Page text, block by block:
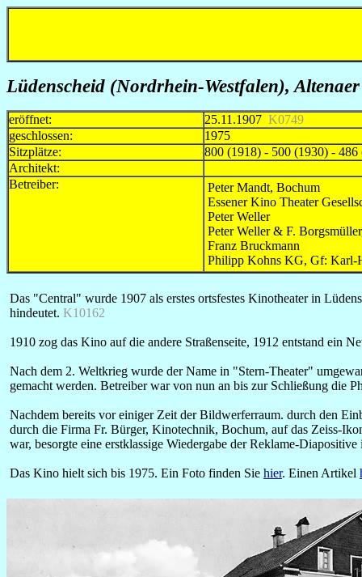
Lüdenscheid (Nordrhein-Westfalen),
eröffnet: 25.11.1907 K0749
geschlossen:
1975
Sitzplätze:
800 (1918) - 500 (1930) -
Architekt:
Betreiber:
Peter Mandt, Bochum
Essener Kino Theater
Peter Weller
Peter Weller & F.
Franz Bruckmann
Philipp Kohns KG, Gf: Karl-
Das "Central" wurde 1907 als erstes ortsfestes Kinotheater in
hindeutet. K10162
1910 zog das Kino auf die andere Straßenseite, 1912 entstand ein
Nach dem 2. Weltkrieg wurde der Name in "Stern-Theater"
gemacht werden. Betreiber war von nun an bis zur Schließung die
Nachdem bereits vor einiger Zeit der Bildwerferraum. durch den
durch die Firma Fr. Bürger, Kinotechnik, Bochum, auf das Zeiss-
war, besorgte eine erstklassige Wiedergabe der Reklame-
Das Kino hielt sich bis 1975. Ein Foto finden Sie hier. Einen Artikel